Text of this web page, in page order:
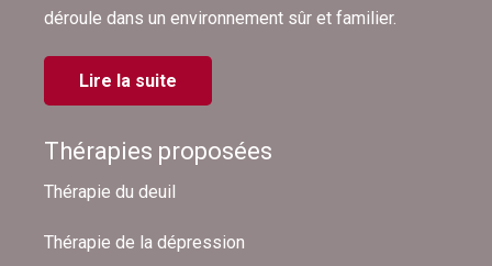
déroule dans un environnement sûr et familier.
Lire la suite
Thérapies proposées
Thérapie du deuil
Thérapie de la dépression